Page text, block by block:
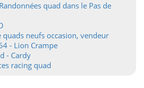
quad dans le Pas de
quads neufs occasion, vendeur
- Lion Crampe
- Cardy
racing quad